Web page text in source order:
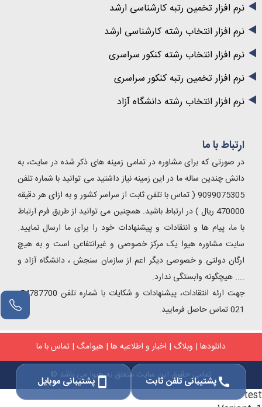
نرم افزار تخمین رتبه کارشناسی ارشد
نرم افزار انتخاب رشته کارشناسی ارشد
نرم افزار انتخاب رشته کنکور سراسری
نرم افزار تخمین رتبه کنکور سراسری
نرم افزار انتخاب رشته دانشگاه آزاد
ارتباط با ما
در صورتی که برای مشاوره در تمامی زمینه های ذکر شده در سایت، به
دانش چندین ساله ما در این زمینه نیاز داشتید می توانید با شماره تلفن
9099075305 ( تماس با تلفن ثابت از سراسر کشور و به ازای هر دقیقه
470000 ریال ) در ارتباط باشید. همچنین می توانید از طریق فرم ارتباط
با ما، پیام ها و انتقادات و پیشنهادات خود را برای ما ارسال نمایید.
سایت مشاوره هیوا یک مرکز خصوصی و غیرانتفاعی است و به هیچ
ارگان دولتی و خصوصی دیگر اعم از سازمان سنجش ، دانشگاه آزاد و
.... هیچگونه وابستگی ندارد.
جهت ارئه انتقادات، پیشنهادات و شکایات با شماره تلفن 54787700-
021 تماس حاصل فرمایید.
دانلودها | وبلاگ | اخبار و اطلاعیه ها | هیوامگ | تماس با ما
تمامی حقوق این سایت متعلق به هیوا می باشد ©
test
callپشتیبانی تلفن ثابت smartphoneپشتیبانی موبایل